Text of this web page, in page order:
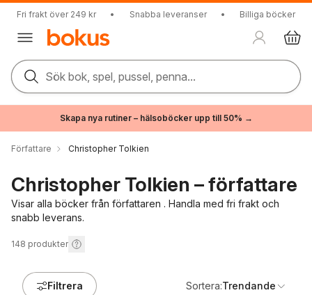
Fri frakt över 249 kr • Snabba leveranser • Billiga böcker
Sök bok, spel, pussel, penna...
Skapa nya rutiner – hälsoböcker upp till 50% →
Författare Christopher Tolkien
Christopher Tolkien – författare
Visar alla böcker från författaren . Handla med fri frakt och
snabb leverans.
148 produkter
Filtrera Sortera:Trendande